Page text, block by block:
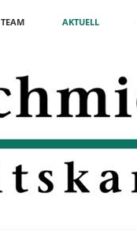
TEAM AKTUELL